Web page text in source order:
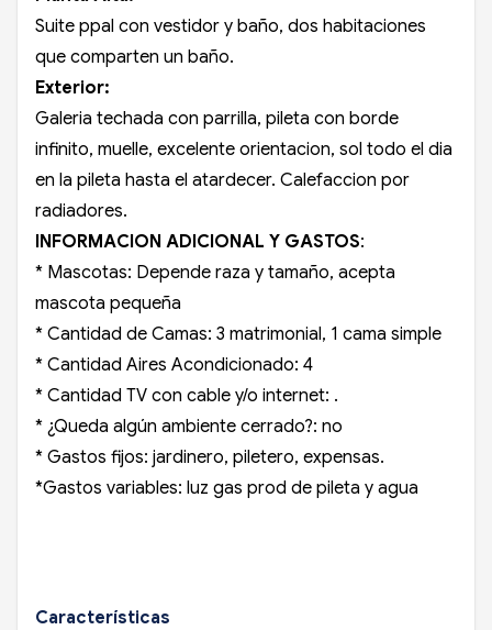
Suite ppal con vestidor y baño, dos habitaciones
que comparten un baño.
Exterior:
Galeria techada con parrilla, pileta con borde
infinito, muelle, excelente orientacion, sol todo el dia
en la pileta hasta el atardecer. Calefaccion por
radiadores.
INFORMACION ADICIONAL Y GASTOS:
* Mascotas: Depende raza y tamaño, acepta
mascota pequeña
* Cantidad de Camas: 3 matrimonial, 1 cama simple
* Cantidad Aires Acondicionado: 4
* Cantidad TV con cable y/o internet: .
* ¿Queda algún ambiente cerrado?: no
* Gastos fijos: jardinero, piletero, expensas.
*Gastos variables: luz gas prod de pileta y agua
Características